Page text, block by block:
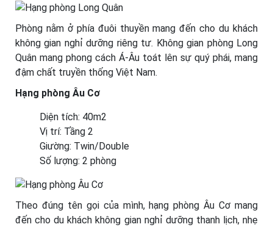
Phòng nằm ở phía đuôi thuyền mang đến cho du khách
không gian nghỉ dưỡng riêng tư. Không gian phòng Long
Quân mang phong cách Á-Âu toát lên sự quý phái, mang
đậm chất truyền thống Việt Nam.
Hạng phòng Âu Cơ
Diện tích: 40m2
Vị trí: Tầng 2
Giường: Twin/Double
Số lượng: 2 phòng
Theo đúng tên gọi của mình, hạng phòng Âu Cơ mang
đến cho du khách không gian nghỉ dưỡng thanh lịch, nhẹ